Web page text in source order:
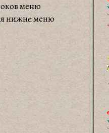
меню
нижнє меню